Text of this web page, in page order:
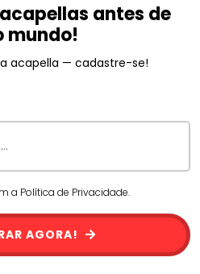
antes de
mundo!
acapella — cadastre-se!
a Política de Privacidade.
AGORA!